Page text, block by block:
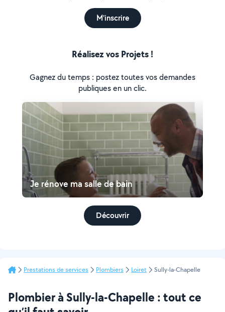
M'inscrire
Réalisez vos Projets !
Gagnez du temps : postez toutes vos demandes
publiques en un clic.
Je rénove ma salle de bain
Découvrir
Prestations de services Plombiers Loiret Sully-la-Chapelle
Plombier à Sully-la-Chapelle : tout ce